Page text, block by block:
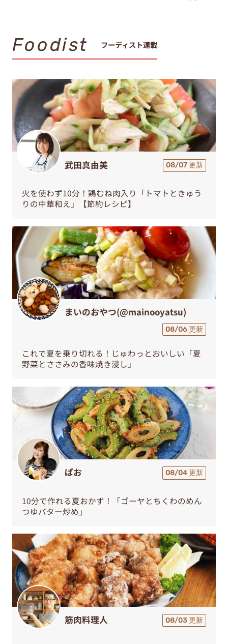
Foodist フーディスト連載
武田真由美 08/07 更新
火を使わず10分！鶏むね肉入り「トマトときゅう
りの中華和え」【節約レシピ】
まいのおやつ(@mainooyatsu)
08/06 更新
これで夏を乗り切れる！じゅわっとおいしい「夏
野菜とささみの香味焼き浸し」
ぱお 08/04 更新
10分で作れる夏おかず！「ゴーヤとちくわのめん
つゆバター炒め」
筋肉料理人 08/03 更新